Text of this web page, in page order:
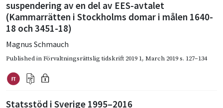
suspendering av en del av EES-avtalet
(Kammarrätten i Stockholms domar i målen 1640-
18 och 3451-18)
Magnus Schmauch
Published inFörvaltningsrättslig tidskrift 2019 1, March 2019s. 127–134
Statsstöd i Sverige 1995–2016